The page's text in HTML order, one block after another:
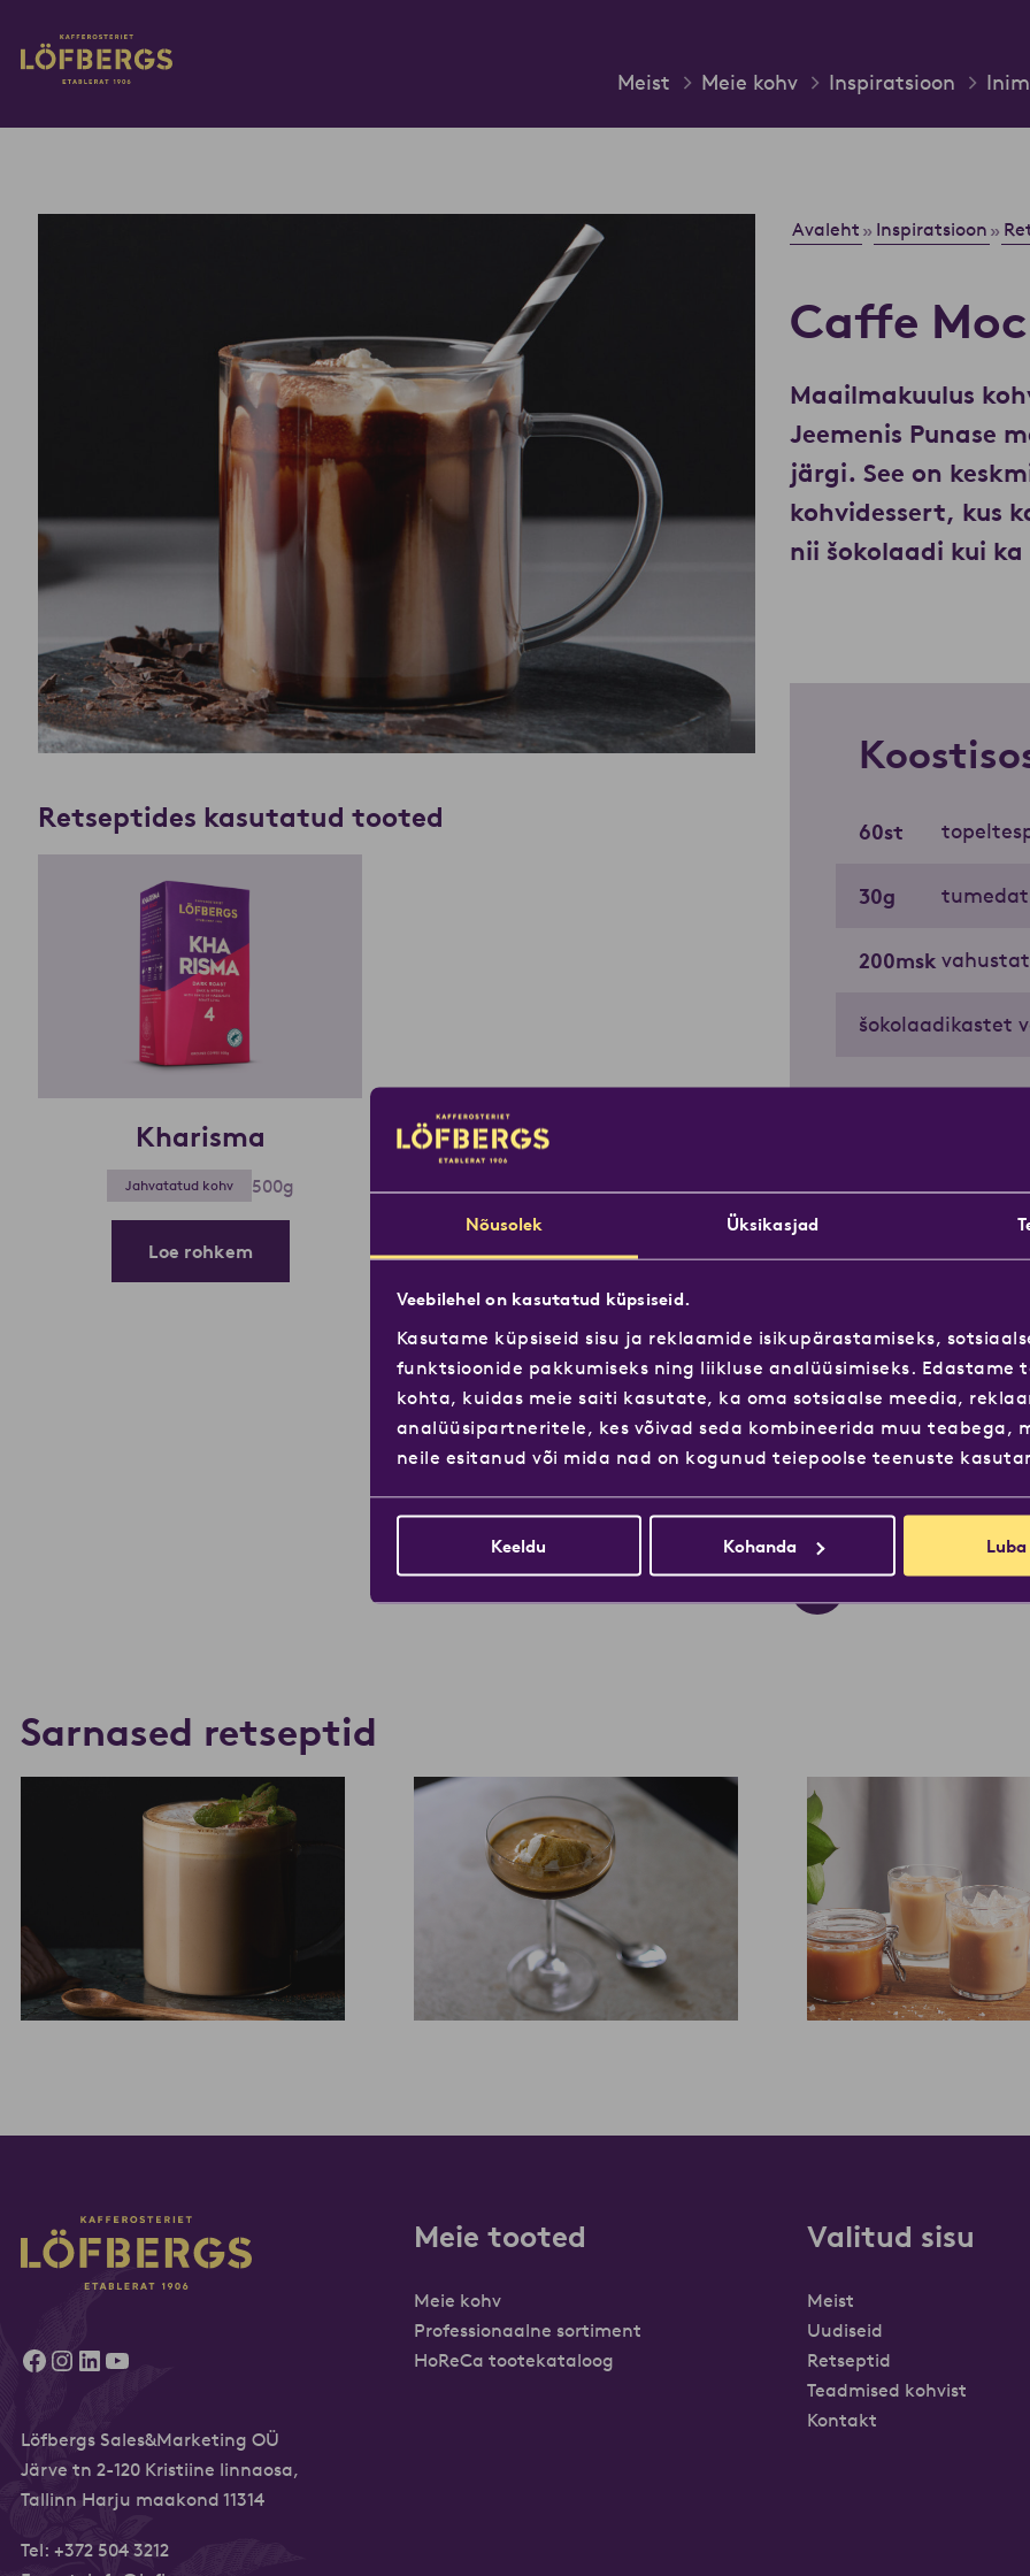
Nõusolek Üksikasjad
Veebilehel on kasutatud küpsiseid.
Kasutame küpsiseid sisu ja reklaamide isikupärastamiseks,
funktsioonide pakkumiseks ning liikluse analüüsimiseks. Edastame
kohta, kuidas meie saiti kasutate, ka oma sotsiaalse meedia,
analüüsipartneritele, kes võivad seda kombineerida muu teabega,
neile esitanud või mida nad on kogunud teiepoolse teenuste
Keeldu Kohanda
Ava põhisisu
Meist
Meie kohv Inspiratsioon
Retseptides kasutatud tooted
Kharisma
Jahvatatud kohv 500g
Loe rohkem
Avaleht » Inspiratsioon »
Caffe
Maailmakuulus
Jeemenis Punase
järgi. See on
kohvidessert, kus
nii šokolaadi kui
60st
30g
200msk
šokolaadikastet
Murra
Valmista
Sarnased retseptid
Facebook
Instagram
LinkedIn
YouTube
Löfbergs Sales&Marketing OÜ
Järve tn 2-120 Kristiine linnaosa,
Tallinn Harju maakond 11314
Tel: +372 504 3212
Meie tooted
Meie kohv
Professionaalne sortiment
HoReCa tootekataloog
Valitud sisu
Meist
Uudiseid
Retseptid
Teadmised kohvist
Kontakt